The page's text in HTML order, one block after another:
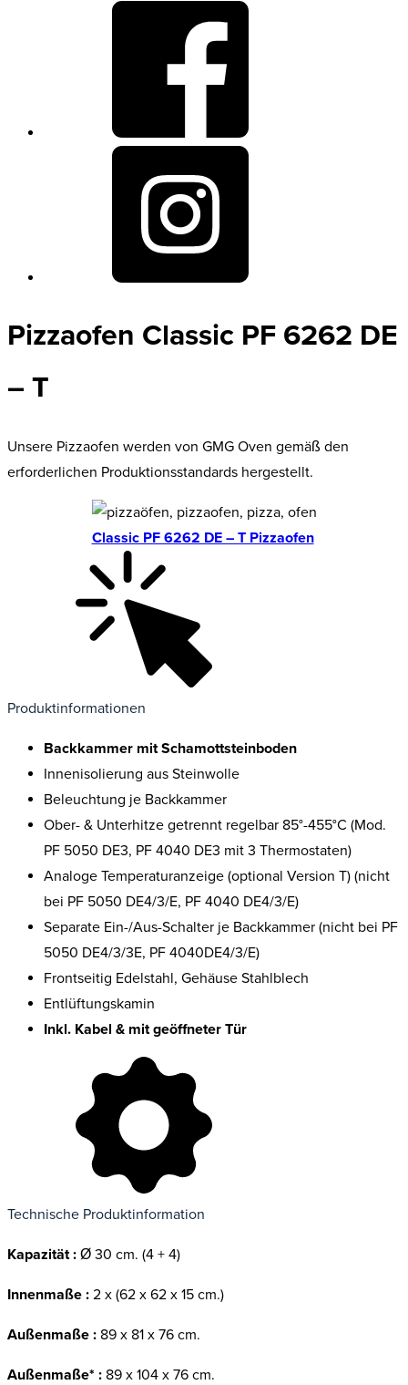
Pizzaofen Classic PF 6262 DE
– T
Unsere Pizzaofen werden von GMG Oven gemäß den
erforderlichen Produktionsstandards hergestellt.
Classic PF 6262 DE – T Pizzaofen
Produktinformationen
Backkammer mit Schamottsteinboden
Innenisolierung aus Steinwolle
Beleuchtung je Backkammer
Ober- & Unterhitze getrennt regelbar 85°-455°C (Mod.
PF 5050 DE3, PF 4040 DE3 mit 3 Thermostaten)
Analoge Temperaturanzeige (optional Version T) (nicht
bei PF 5050 DE4/3/E, PF 4040 DE4/3/E)
Separate Ein-/Aus-Schalter je Backkammer (nicht bei PF
5050 DE4/3/3E, PF 4040DE4/3/E)
Frontseitig Edelstahl, Gehäuse Stahlblech
Entlüftungskamin
Inkl. Kabel & mit geöffneter Tür
Technische Produktinformation
Kapazität : Ø 30 cm. (4 + 4)
Innenmaße : 2 x (62 x 62 x 15 cm.)
Außenmaße : 89 x 81 x 76 cm.
Außenmaße* : 89 x 104 x 76 cm.